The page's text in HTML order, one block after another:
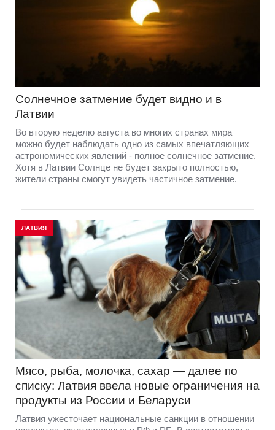
Солнечное затмение будет видно и в
Латвии
Во вторую неделю августа во многих странах мира
можно будет наблюдать одно из самых впечатляющих
астрономических явлений - полное солнечное затмение.
Хотя в Латвии Солнце не будет закрыто полностью,
жители страны смогут увидеть частичное затмение.
ЛАТВИЯ
Мясо, рыба, молочка, сахар — далее по
списку: Латвия ввела новые ограничения на
продукты из России и Беларуси
Латвия ужесточает национальные санкции в отношении